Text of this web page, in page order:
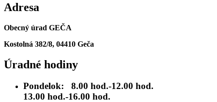
Adresa
Obecný úrad GEČA
Kostolná 382/8, 04410 Geča
Úradné hodiny
Pondelok: 8.00 hod.-12.00 hod.
13.00 hod.-16.00 hod.